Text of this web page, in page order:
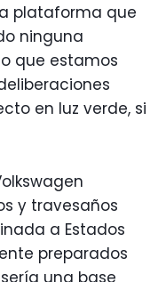
plataforma que
ninguna
que estamos
en luz verde, si
y travesaños
a Estados
preparados
una base